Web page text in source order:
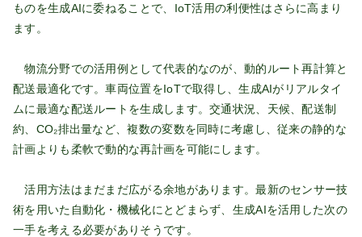
ものを生成AIに委ねることで、IoT活用の利便性はさらに高まり
ます。
物流分野での活用例として代表的なのが、動的ルート再計算と
配送最適化です。車両位置をIoTで取得し、生成AIがリアルタイ
ムに最適な配送ルートを生成します。交通状況、天候、配送制
約、CO₂排出量など、複数の変数を同時に考慮し、従来の静的な
計画よりも柔軟で動的な再計画を可能にします。
活用方法はまだまだ広がる余地があります。最新のセンサー技
術を用いた自動化・機械化にとどまらず、生成AIを活用した次の
一手を考える必要がありそうです。